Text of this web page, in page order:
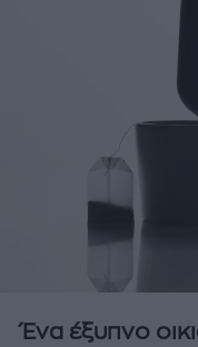
Ένα έξυπνο